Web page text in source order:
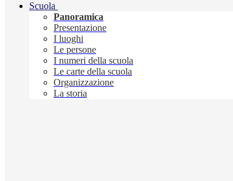
Scuola
Panoramica
Presentazione
I luoghi
Le persone
I numeri della scuola
Le carte della scuola
Organizzazione
La storia